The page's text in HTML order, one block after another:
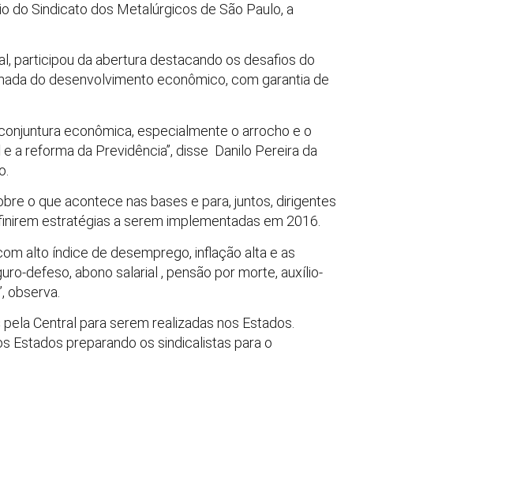
do Sindicato dos Metalúrgicos de São Paulo, a
participou da abertura destacando os desafios do
do desenvolvimento econômico, com garantia de
econômica, especialmente o arrocho e o
a reforma da Previdência”, disse Danilo Pereira da
o que acontece nas bases e para, juntos, dirigentes
estratégias a serem implementadas em 2016.
alto índice de desemprego, inflação alta e as
defeso, abono salarial , pensão por morte, auxílio-
observa.
Central para serem realizadas nos Estados.
Estados preparando os sindicalistas para o